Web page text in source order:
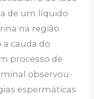
de um líquido
na região
cauda do
processo de
observou-
espermáticas